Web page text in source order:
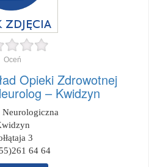
Oceń
Opieki Zdrowotnej
– Kwidzyn
Neurologiczna
3
64 64